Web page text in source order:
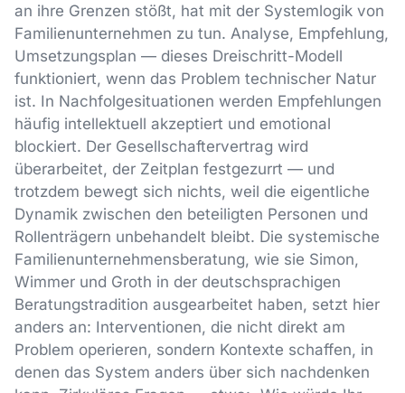
an ihre Grenzen stößt, hat mit der Systemlogik von
Familienunternehmen zu tun. Analyse, Empfehlung,
Umsetzungsplan — dieses Dreischritt-Modell
funktioniert, wenn das Problem technischer Natur
ist. In Nachfolgesituationen werden Empfehlungen
häufig intellektuell akzeptiert und emotional
blockiert. Der Gesellschaftervertrag wird
überarbeitet, der Zeitplan festgezurrt — und
trotzdem bewegt sich nichts, weil die eigentliche
Dynamik zwischen den beteiligten Personen und
Rollenträgern unbehandelt bleibt. Die systemische
Familienunternehmensberatung, wie sie Simon,
Wimmer und Groth in der deutschsprachigen
Beratungstradition ausgearbeitet haben, setzt hier
anders an: Interventionen, die nicht direkt am
Problem operieren, sondern Kontexte schaffen, in
denen das System anders über sich nachdenken